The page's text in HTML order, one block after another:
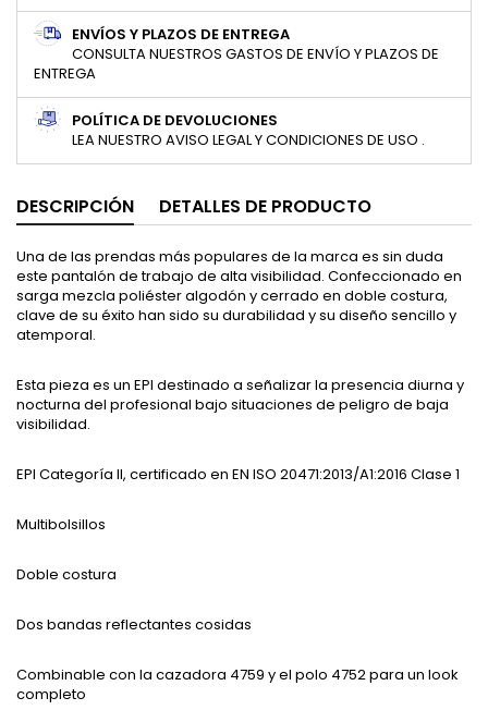
ENVÍOS Y PLAZOS DE ENTREGA
CONSULTA NUESTROS GASTOS DE ENVÍO Y PLAZOS DE
ENTREGA
POLÍTICA DE DEVOLUCIONES
LEA NUESTRO AVISO LEGAL Y CONDICIONES DE USO .
DESCRIPCIÓN DETALLES DE PRODUCTO
Una de las prendas más populares de la marca es sin duda
este pantalón de trabajo de alta visibilidad. Confeccionado en
sarga mezcla poliéster algodón y cerrado en doble costura,
clave de su éxito han sido su durabilidad y su diseño sencillo y
atemporal.
Esta pieza es un EPI destinado a señalizar la presencia diurna y
nocturna del profesional bajo situaciones de peligro de baja
visibilidad.
EPI Categoría II, certificado en EN ISO 20471:2013/A1:2016 Clase 1
Multibolsillos
Doble costura
Dos bandas reflectantes cosidas
Combinable con la cazadora 4759 y el polo 4752 para un look
completo